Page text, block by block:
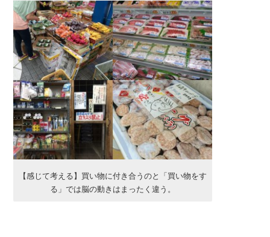
【感じて考える】買い物に付き合うのと「買い物をす
る」では脳の動きはまったく違う。